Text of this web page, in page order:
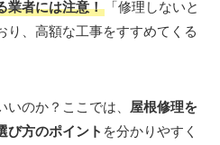
業者には注意！「修理しないと
り、高額な工事をすすめてくる
のか？ここでは、 屋根修理を
び方のポイント を分かりやすく